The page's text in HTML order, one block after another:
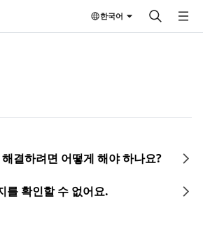
한국어
결하려면 어떻게 해야 하나요?
를 확인할 수 없어요.